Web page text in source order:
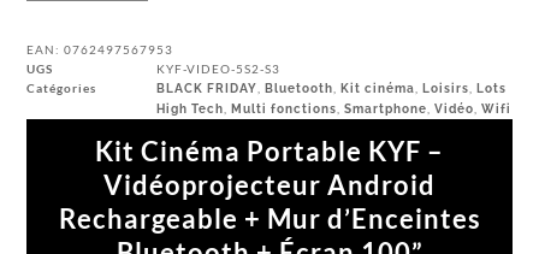
EAN:0762497567953
UGS
KYF-VIDEO-5S2-S3
Catégories
BLACK FRIDAY ,Bluetooth ,Kit cinéma ,Loisirs ,Lots
High Tech
,Multi fonctions ,Smartphone ,Vidéo ,Wifi
Kit Cinéma Portable KYF –
Vidéoprojecteur Android
Rechargeable + Mur d’Enceintes